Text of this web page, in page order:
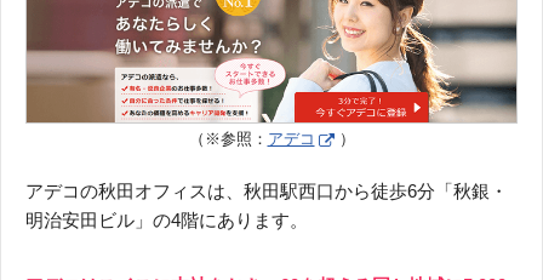
（※参照： アデコ ）
アデコの秋田オフィスは、秋田駅西口から徒歩6分「秋銀・
明治安田ビル」の4階にあります。